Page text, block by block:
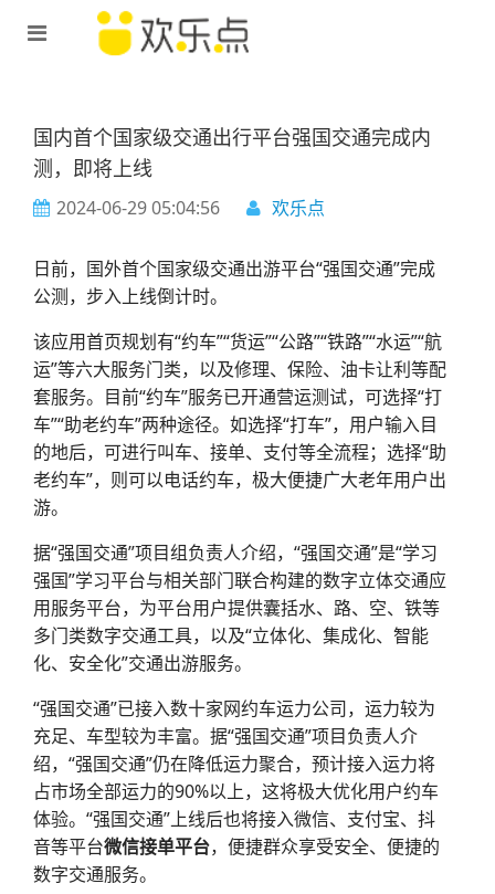
国内首个国家级交通出行平台强国交通完成内
测，即将上线
2024-06-29 05:04:56 欢乐点
日前，国外首个国家级交通出游平台“强国交通”完成
公测，步入上线倒计时。
该应用首页规划有“约车”“货运”“公路”“铁路”“水运”“航
运”等六大服务门类，以及修理、保险、油卡让利等配
套服务。目前“约车”服务已开通营运测试，可选择“打
车”“助老约车”两种途径。如选择“打车”，用户输入目
的地后，可进行叫车、接单、支付等全流程；选择“助
老约车”，则可以电话约车，极大便捷广大老年用户出
游。
据“强国交通”项目组负责人介绍，“强国交通”是“学习
强国”学习平台与相关部门联合构建的数字立体交通应
用服务平台，为平台用户提供囊括水、路、空、铁等
多门类数字交通工具，以及“立体化、集成化、智能
化、安全化”交通出游服务。
“强国交通”已接入数十家网约车运力公司，运力较为
充足、车型较为丰富。据“强国交通”项目负责人介
绍，“强国交通”仍在降低运力聚合，预计接入运力将
占市场全部运力的90%以上，这将极大优化用户约车
体验。“强国交通”上线后也将接入微信、支付宝、抖
音等平台微信接单平台，便捷群众享受安全、便捷的
数字交通服务。